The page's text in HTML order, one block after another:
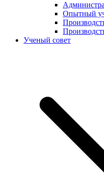
Опытный
Ученый совет